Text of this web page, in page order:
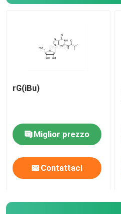
rG(iBu)
Miglior prezzo
Contattaci